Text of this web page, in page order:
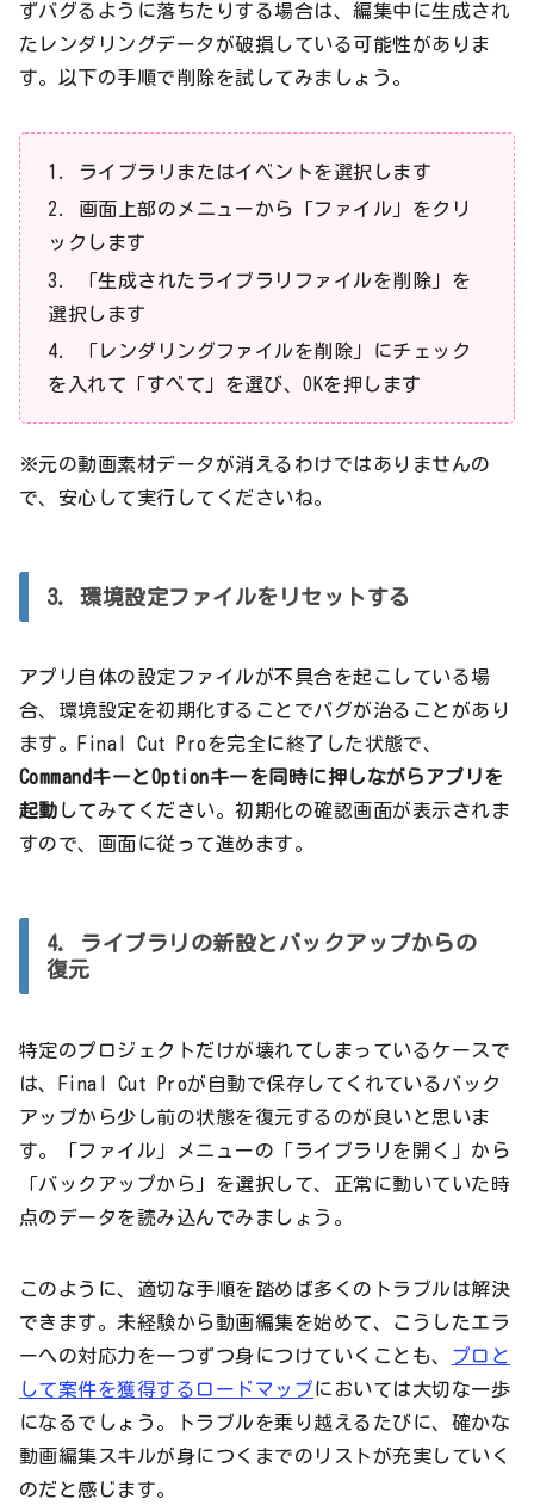
ずバグるように落ちたりする場合は、編集中に生成され
たレンダリングデータが破損している可能性がありま
す。以下の手順で削除を試してみましょう。
ライブラリまたはイベントを選択します
画面上部のメニューから「ファイル」をクリ
ックします
「生成されたライブラリファイルを削除」を
選択します
「レンダリングファイルを削除」にチェック
を入れて「すべて」を選び、OKを押します
※元の動画素材データが消えるわけではありませんの
で、安心して実行してくださいね。
3. 環境設定ファイルをリセットする
アプリ自体の設定ファイルが不具合を起こしている場
合、環境設定を初期化することでバグが治ることがあり
ます。Final Cut Proを完全に終了した状態で、
CommandキーとOptionキーを同時に押しながらアプリを
起動 してみてください。初期化の確認画面が表示されま
すので、画面に従って進めます。
4. ライブラリの新設とバックアップからの
復元
特定のプロジェクトだけが壊れてしまっているケースで
は、Final Cut Proが自動で保存してくれているバック
アップから少し前の状態を復元するのが良いと思いま
す。「ファイル」メニューの「ライブラリを開く」から
「バックアップから」を選択して、正常に動いていた時
点のデータを読み込んでみましょう。
このように、適切な手順を踏めば多くのトラブルは解決
できます。未経験から動画編集を始めて、こうしたエラ
ーへの対応力を一つずつ身につけていくことも、 プロと
して案件を獲得するロードマップにおいては大切な一歩
になるでしょう。トラブルを乗り越えるたびに、確かな
動画編集スキルが身につくまでのリストが充実していく
のだと感じます。